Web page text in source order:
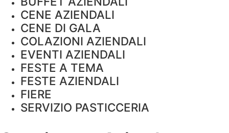
CENE AZIENDALI
CENE DI GALA
COLAZIONI AZIENDALI
EVENTI AZIENDALI
FESTE A TEMA
FESTE AZIENDALI
FIERE
SERVIZIO PASTICCERIA